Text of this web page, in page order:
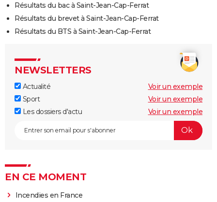
Résultats du bac à Saint-Jean-Cap-Ferrat
Résultats du brevet à Saint-Jean-Cap-Ferrat
Résultats du BTS à Saint-Jean-Cap-Ferrat
NEWSLETTERS
Actualité
Voir un exemple
Sport
Voir un exemple
Les dossiers d'actu
Voir un exemple
EN CE MOMENT
Incendies en France